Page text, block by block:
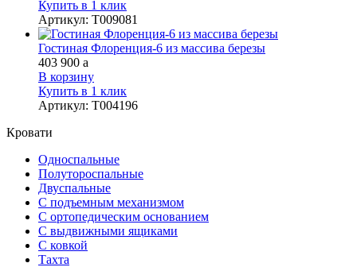
Купить в 1 клик
Артикул: Т009081
Гостиная Флоренция-6 из массива березы
403 900 a
В корзину
Купить в 1 клик
Артикул: Т004196
Кровати
Односпальные
Полутороспальные
Двуспальные
С подъемным механизмом
С ортопедическим основанием
С выдвижными ящиками
С ковкой
Тахта